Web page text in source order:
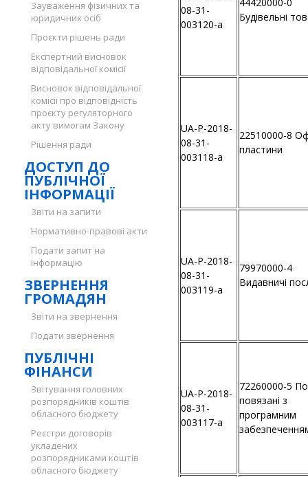
Зауваження фізичних та
юридичних осіб
Проєкти рішень ради
Експертний висновок
відповідальної комісії
Висновок відповідальної
комісії про відповідність
проєкту регуляторного
акту вимогам Закону
Рішення ради
ДОСТУП ДО
ПУБЛІЧНОЇ
ІНФОРМАЦІЇ
Звіти на запити
Нормативно-правові акти
Подати запит на
інформацію
ЗВЕРНЕННЯ
ГРОМАДЯН
Звіти на звернення
Подати звернення
ПУБЛІЧНІ
ФІНАНСИ
Звітування головних
розпорядників коштів
обласного бюджету
Реєстри договорів
укладених
розпорядниками коштів
обласного бюджету
08-31-
003120-a
Будівельні
UA-P-2018-
08-31-
003118-a
22510000-8
пластини
UA-P-2018-
08-31-
003119-a
79970000-4
Видавничі
UA-P-2018-
08-31-
003117-a
72260000-5
повязані з
програмним